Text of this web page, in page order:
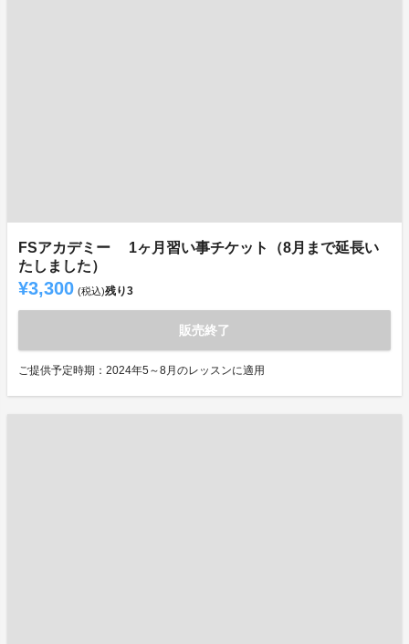
FSアカデミー 1ヶ月習い事チケット（8月まで延長い
たしました）
¥3,300 (税込)残り3
販売終了
ご提供予定時期：2024年5～8月のレッスンに適用